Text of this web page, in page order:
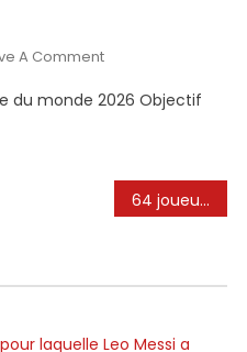
A CommentOn
Vs
Coupe
Objectif
#
du monde 2026 Objectif
64 joueurs qui ont fait une seule apparition à ses côtés